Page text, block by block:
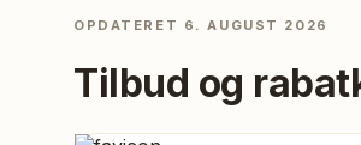
OPDATERET 6. AUGUST 2026
Tilbud og